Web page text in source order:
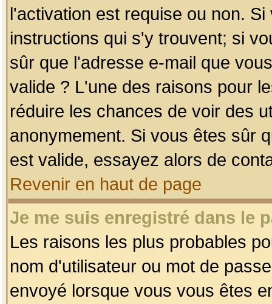
l'activation est requise ou non.
instructions qui s'y trouvent; si
sûr que l'adresse e-mail que
valide ? L'une des raisons pour
réduire les chances de voir des
anonymement. Si vous êtes sûr
est valide, essayez alors de
Revenir en haut de page
Je me suis enregistré dans le
Les raisons les plus probables
nom d'utilisateur ou mot de
envoyé lorsque vous vous êtes